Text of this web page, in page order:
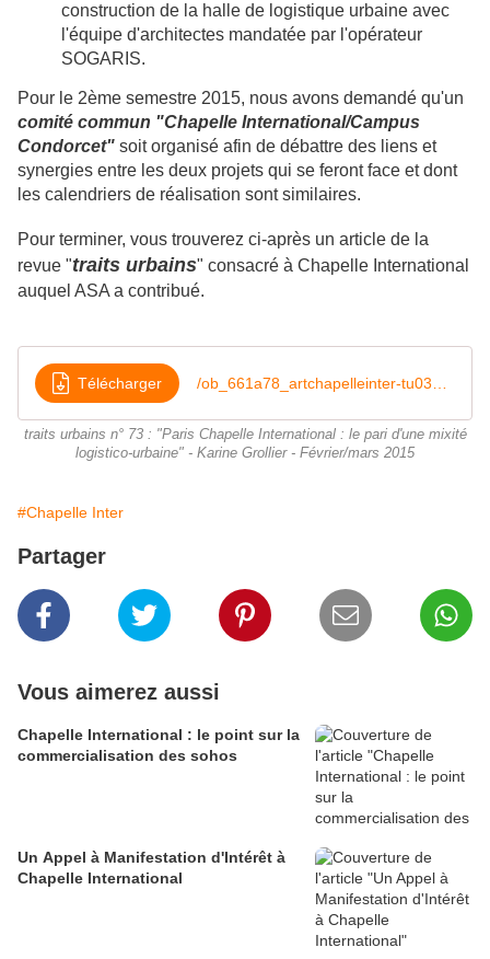
construction de la halle de logistique urbaine avec
l'équipe d'architectes mandatée par l'opérateur
SOGARIS.
Pour le 2ème semestre 2015, nous avons demandé qu'un
comité commun "Chapelle International/Campus
Condorcet" soit organisé afin de débattre des liens et
synergies entre les deux projets qui se feront face et dont
les calendriers de réalisation sont similaires.
Pour terminer, vous trouverez ci-après un article de la
revue "traits urbains" consacré à Chapelle International
auquel ASA a contribué.
Télécharger
traits urbains n° 73 : "Paris Chapelle International : le pari d'une mixité
logistico-urbaine" - Karine Grollier - Février/mars 2015
#Chapelle Inter
Partager
Vous aimerez aussi
Chapelle International : le point sur la
commercialisation des sohos
Un Appel à Manifestation d'Intérêt à
Chapelle International